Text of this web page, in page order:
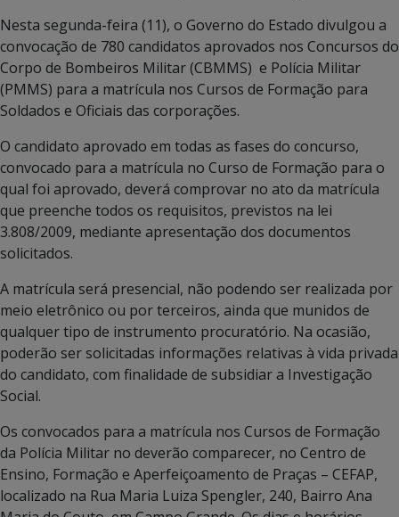
Nesta segunda-feira (11), o Governo do Estado divulgou a
convocação de 780 candidatos aprovados nos Concursos do
Corpo de Bombeiros Militar (CBMMS) e Polícia Militar
(PMMS) para a matrícula nos Cursos de Formação para
Soldados e Oficiais das corporações.
O candidato aprovado em todas as fases do concurso,
convocado para a matrícula no Curso de Formação para o
qual foi aprovado, deverá comprovar no ato da matrícula
que preenche todos os requisitos, previstos na lei
3.808/2009, mediante apresentação dos documentos
solicitados.
A matrícula será presencial, não podendo ser realizada por
meio eletrônico ou por terceiros, ainda que munidos de
qualquer tipo de instrumento procuratório. Na ocasião,
poderão ser solicitadas informações relativas à vida privada
do candidato, com finalidade de subsidiar a Investigação
Social.
Os convocados para a matrícula nos Cursos de Formação
da Polícia Militar no deverão comparecer, no Centro de
Ensino, Formação e Aperfeiçoamento de Praças – CEFAP,
localizado na Rua Maria Luiza Spengler, 240, Bairro Ana